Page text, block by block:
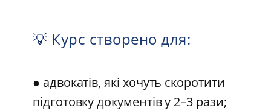
💡 Курс створено для:
● адвокатів, які хочуть скоротити
підготовку документів у 2–3 рази;